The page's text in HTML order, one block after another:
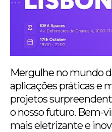
Mergulhe no mundo
aplicações práticas e
projetos
o nosso futuro. Bem-
mais eletrizante e